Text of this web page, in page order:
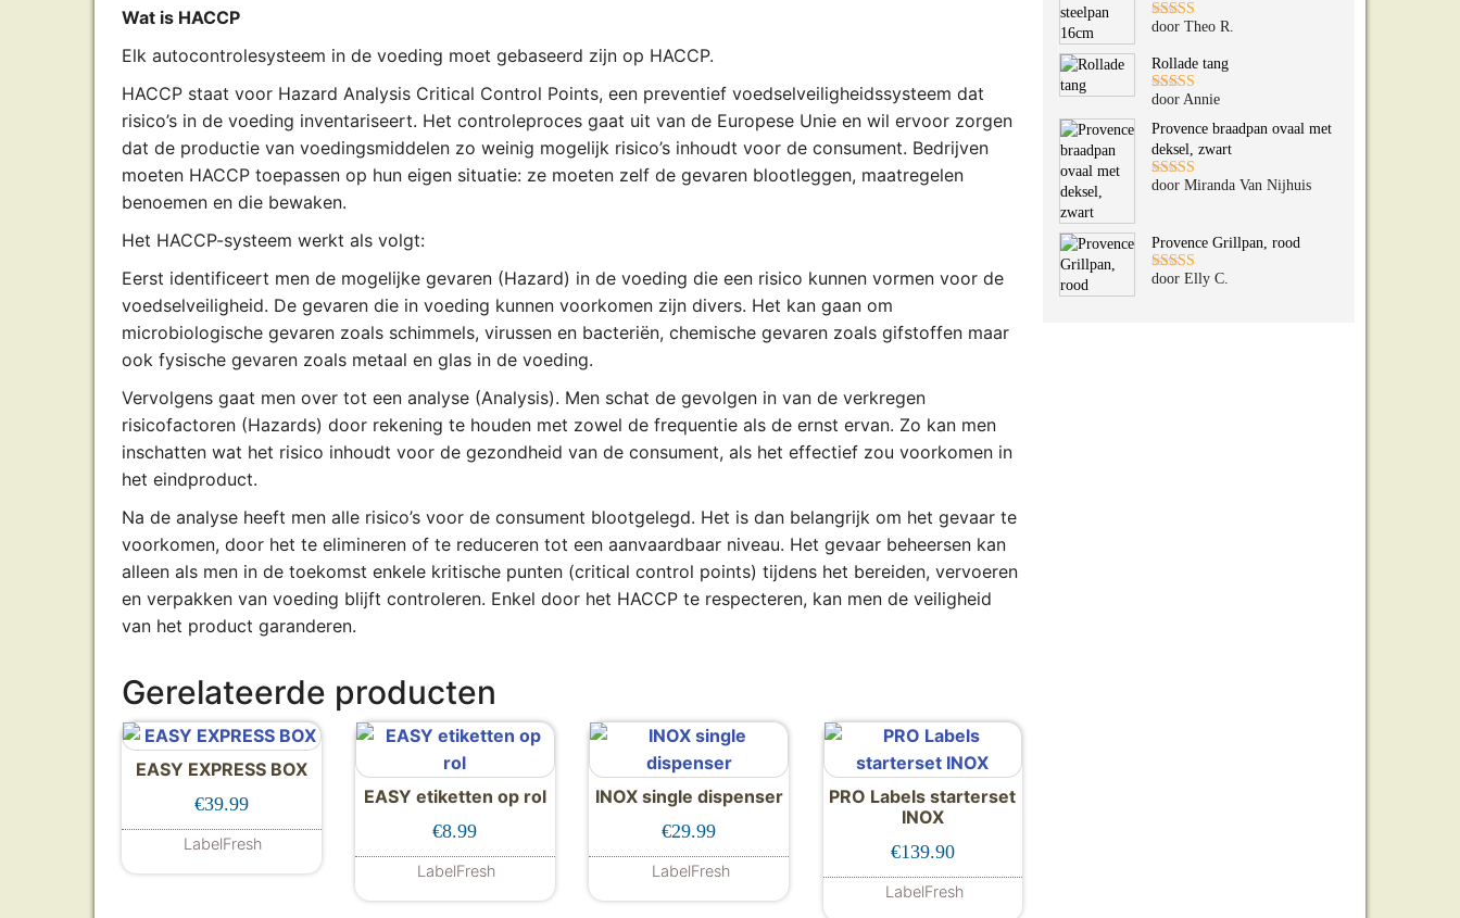
Wat is HACCP
Elk autocontrolesysteem in de voeding moet gebaseerd zijn op HACCP.
HACCP staat voor Hazard Analysis Critical Control Points, een preventief voedselveiligheidssysteem dat
risico’s in de voeding inventariseert. Het controleproces gaat uit van de Europese Unie en wil ervoor zorgen
dat de productie van voedingsmiddelen zo weinig mogelijk risico’s inhoudt voor de consument. Bedrijven
moeten HACCP toepassen op hun eigen situatie: ze moeten zelf de gevaren blootleggen, maatregelen
benoemen en die bewaken.
Het HACCP-systeem werkt als volgt:
Eerst identificeert men de mogelijke gevaren (Hazard) in de voeding die een risico kunnen vormen voor de
voedselveiligheid. De gevaren die in voeding kunnen voorkomen zijn divers. Het kan gaan om
microbiologische gevaren zoals schimmels, virussen en bacteriën, chemische gevaren zoals gifstoffen maar
ook fysische gevaren zoals metaal en glas in de voeding.
Vervolgens gaat men over tot een analyse (Analysis). Men schat de gevolgen in van de verkregen
risicofactoren (Hazards) door rekening te houden met zowel de frequentie als de ernst ervan. Zo kan men
inschatten wat het risico inhoudt voor de gezondheid van de consument, als het effectief zou voorkomen in
het eindproduct.
Na de analyse heeft men alle risico’s voor de consument blootgelegd. Het is dan belangrijk om het gevaar te
voorkomen, door het te elimineren of te reduceren tot een aanvaardbaar niveau. Het gevaar beheersen kan
alleen als men in de toekomst enkele kritische punten (critical control points) tijdens het bereiden, vervoeren
en verpakken van voeding blijft controleren. Enkel door het HACCP te respecteren, kan men de veiligheid
van het product garanderen.
Gerelateerde producten
EASY EXPRESS BOX
€39.99
LabelFresh
EASY etiketten op rol
€8.99
LabelFresh
Dit product heeft meerdere variaties. Deze optie kan gekozen worden op de productpagina
INOX single dispenser
€29.99
LabelFresh
PRO Labels starterset
INOX
€139.90
LabelFresh
Gewaardeerd
door Theo R.
Rollade tang
Gewaardeerd
5uit 5
door Annie
Provence braadpan ovaal met
deksel, zwart
Gewaardeerd
door Miranda Van Nijhuis
Provence Grillpan, rood
Gewaardeerd
door Elly C.